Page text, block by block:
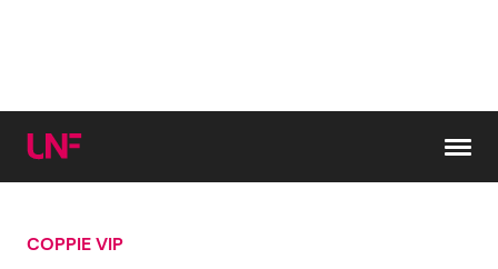
Cerca:
COPPIE VIP